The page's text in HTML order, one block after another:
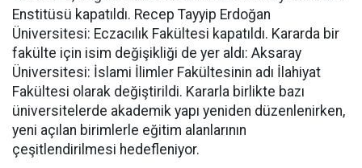
Enstitüsü kapatıldı. Recep Tayyip Erdoğan
Üniversitesi: Eczacılık Fakültesi kapatıldı. Kararda bir
fakülte için isim değişikliği de yer aldı: Aksaray
Üniversitesi: İslami İlimler Fakültesinin adı İlahiyat
Fakültesi olarak değiştirildi. Kararla birlikte bazı
üniversitelerde akademik yapı yeniden düzenlenirken,
yeni açılan birimlerle eğitim alanlarının
çeşitlendirilmesi hedefleniyor.